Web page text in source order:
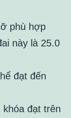
phù hợp
này là 25.0
đạt đến
đạt trên